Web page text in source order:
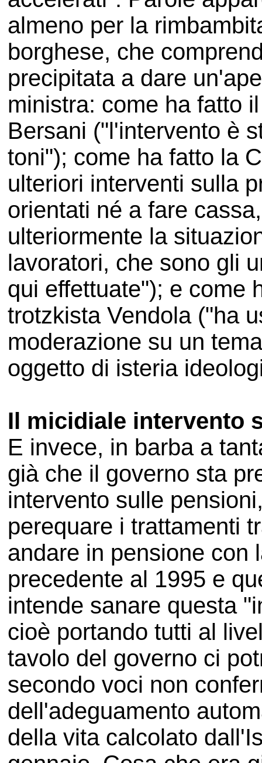
almeno per la
borghese, che
precipitata a dare
ministra: come ha fatto
Bersani ("l'intervento è
toni"); come ha fatto la
ulteriori interventi sulla
orientati né a fare
ulteriormente la
lavoratori, che sono gli
qui effettuate"); e come
trotzkista Vendola ("ha
moderazione su un
oggetto di isteria
Il micidiale intervento
E invece, in barba a
già che il governo sta
intervento sulle
perequare i trattamenti
andare in pensione con
precedente al 1995 e
intende sanare questa
cioè portando tutti al
tavolo del governo ci
secondo voci non
dell'adeguamento
della vita calcolato